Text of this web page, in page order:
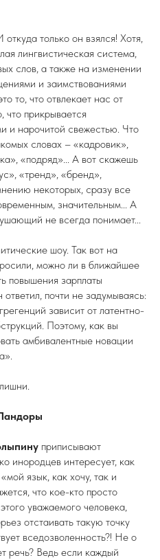
только он взялся! Хотя,
лингвистическая система,
слов, а также на изменении
и заимствованиями
то, что отвлекает нас от
что прикрывается
и нарочитой свежестью. Что
словах – «кадровик»,
«подряд»... А вот скажешь
«тренд», «бренд»,
некоторых, сразу все
значительным... А
не всегда понимает...
шоу. Так вот на
можно ли в ближайшее
повышения зарплаты
почти не задумываясь:
зависит от латентно-
Поэтому, как вы
амбивалентные новации
приписывают
инородцев интересует, как
язык, как хочу, так и
что кое-кто просто
уважаемого человека,
отстаивать такую точку
вседозволенность?! Не о
речь? Ведь если каждый